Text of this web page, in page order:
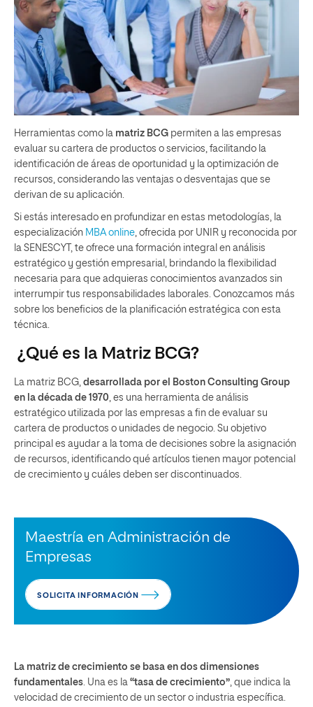
Herramientas como la matriz BCG permiten a las empresas
evaluar su cartera de productos o servicios, facilitando la
identificación de áreas de oportunidad y la optimización de
recursos, considerando las ventajas o desventajas que se
derivan de su aplicación.
Si estás interesado en profundizar en estas metodologías, la
especialización MBA online , ofrecida por UNIR y reconocida por
la SENESCYT, te ofrece una formación integral en análisis
estratégico y gestión empresarial, brindando la flexibilidad
necesaria para que adquieras conocimientos avanzados sin
interrumpir tus responsabilidades laborales. Conozcamos más
sobre los beneficios de la planificación estratégica con esta
técnica.
¿Qué es la Matriz BCG?
La matriz BCG, desarrollada por el Boston Consulting Group
en la década de 1970 , es una herramienta de análisis
estratégico utilizada por las empresas a fin de evaluar su
cartera de productos o unidades de negocio. Su objetivo
principal es ayudar a la toma de decisiones sobre la asignación
de recursos, identificando qué artículos tienen mayor potencial
de crecimiento y cuáles deben ser discontinuados.
Maestría en Administración de
Empresas
SOLICITA INFORMACIÓN
La matriz de crecimiento se basa en dos dimensiones
fundamentales . Una es la “tasa de crecimiento” , que indica la
velocidad de crecimiento de un sector o industria específica.